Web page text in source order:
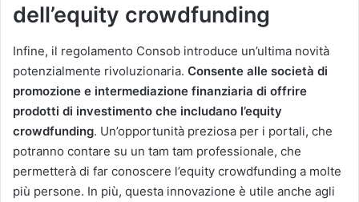
dell’equity crowdfunding
Infine, il regolamento Consob introduce un’ultima novità
potenzialmente rivoluzionaria. Consente alle società di
promozione e intermediazione finanziaria di offrire
prodotti di investimento che includano l’equity
crowdfunding. Un’opportunità preziosa per i portali, che
potranno contare su un tam tam professionale, che
permetterà di far conoscere l’equity crowdfunding a molte
più persone. In più, questa innovazione è utile anche agli